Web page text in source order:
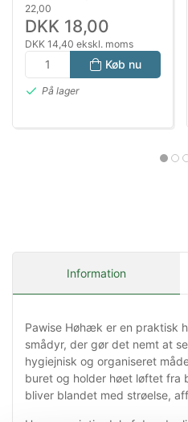
22,00
DKK 18,00
DKK 14,40 ekskl. moms
Køb nu
På lager
Information
Pawise Høhæk er en praktisk
smådyr, der gør det nemt at
hygiejnisk og organiseret
buret og holder høet løftet fra
bliver blandet med strøelse,